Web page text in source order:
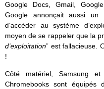
Google Docs, Gmail,
Google annonçait aussi un
d’accéder au système
moyen de se rappeler que la
d’exploitation” est fallacieuse.
!
Côté matériel, Samsung
Chromebooks sont équipés